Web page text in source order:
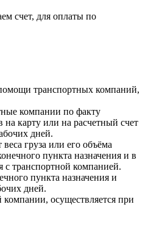
счет, для оплаты по
транспортных компаний,
компании по факту
карту или на расчетный счет
дней.
груза или его объёма
пункта назначения и в
с транспортной компанией.
пункта назначения и
дней.
осуществляется при